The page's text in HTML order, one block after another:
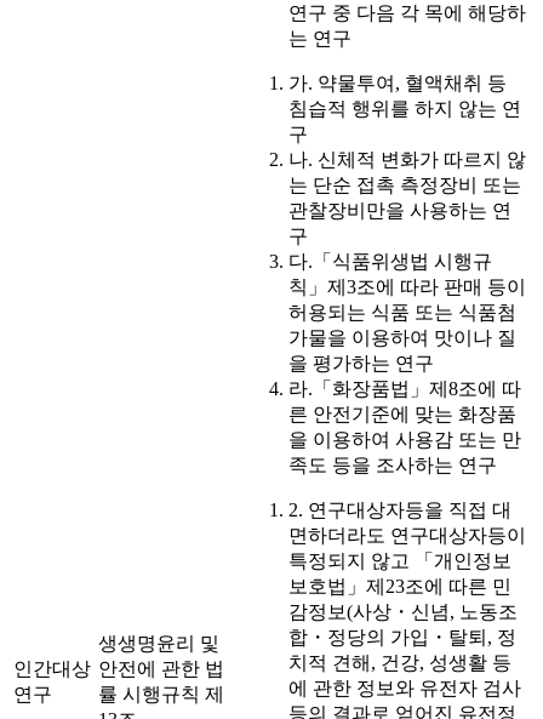
인간대상
연구
생생명윤리 및
안전에 관한 법
률 시행규칙 제
연구 중 다음 각 목에 해당하
는 연구
가. 약물투여, 혈액채취 등
침습적 행위를 하지 않는 연
구
나. 신체적 변화가 따르지 않
는 단순 접촉 측정장비 또는
관찰장비만을 사용하는 연
구
다.「식품위생법 시행규
칙」제3조에 따라 판매 등이
허용되는 식품 또는 식품첨
가물을 이용하여 맛이나 질
을 평가하는 연구
라.「화장품법」제8조에 따
른 안전기준에 맞는 화장품
을 이용하여 사용감 또는 만
족도 등을 조사하는 연구
2. 연구대상자등을 직접 대
면하더라도 연구대상자등이
특정되지 않고 「개인정보
보호법」제23조에 따른 민
감정보(사상・신념, 노동조
합・정당의 가입・탈퇴, 정
치적 견해, 건강, 성생활 등
에 관한 정보와 유전자 검사
등의 결과로 얻어진 유전정